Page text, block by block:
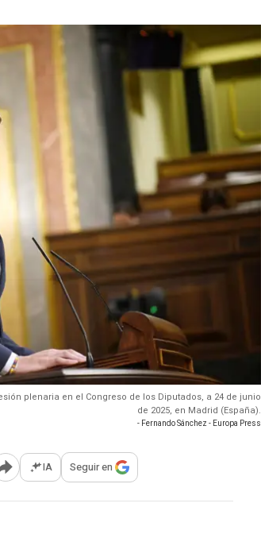
plenaria en el Congreso de los Diputados, a 24 de junio
de 2025, en Madrid (España).
- Fernando Sánchez - Europa Press
Abrir opciones para compartir
IA Seguir en